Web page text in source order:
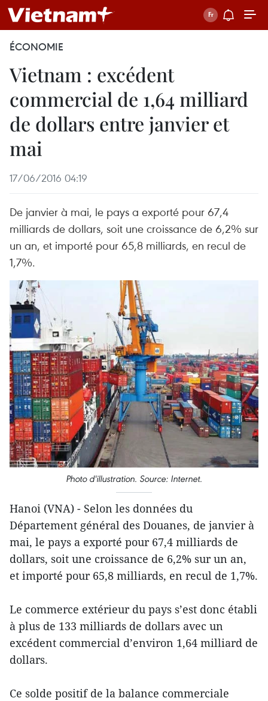
ÉCONOMIE
Vietnam : excédent
commercial de 1,64 milliard
de dollars entre janvier et
mai
17/06/2016 04:19
De janvier à mai, le pays a exporté pour 67,4
milliards de dollars, soit une croissance de 6,2% sur
un an, et importé pour 65,8 milliards, en recul de
1,7%.
Photo d'illustration. Source: Internet.
Hanoi (VNA) - Selon les données du
Département général des Douanes, de janvier à
mai, le pays a exporté pour 67,4 milliards de
dollars, soit une croissance de 6,2% sur un an,
et importé pour 65,8 milliards, en recul de 1,7%.
Le commerce extérieur du pays s’est donc établi
à plus de 133 milliards de dollars avec un
excédent commercial d’environ 1,64 milliard de
dollars.
Ce​ solde positif de la balance commerciale